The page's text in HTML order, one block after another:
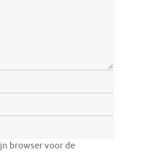
browser voor de